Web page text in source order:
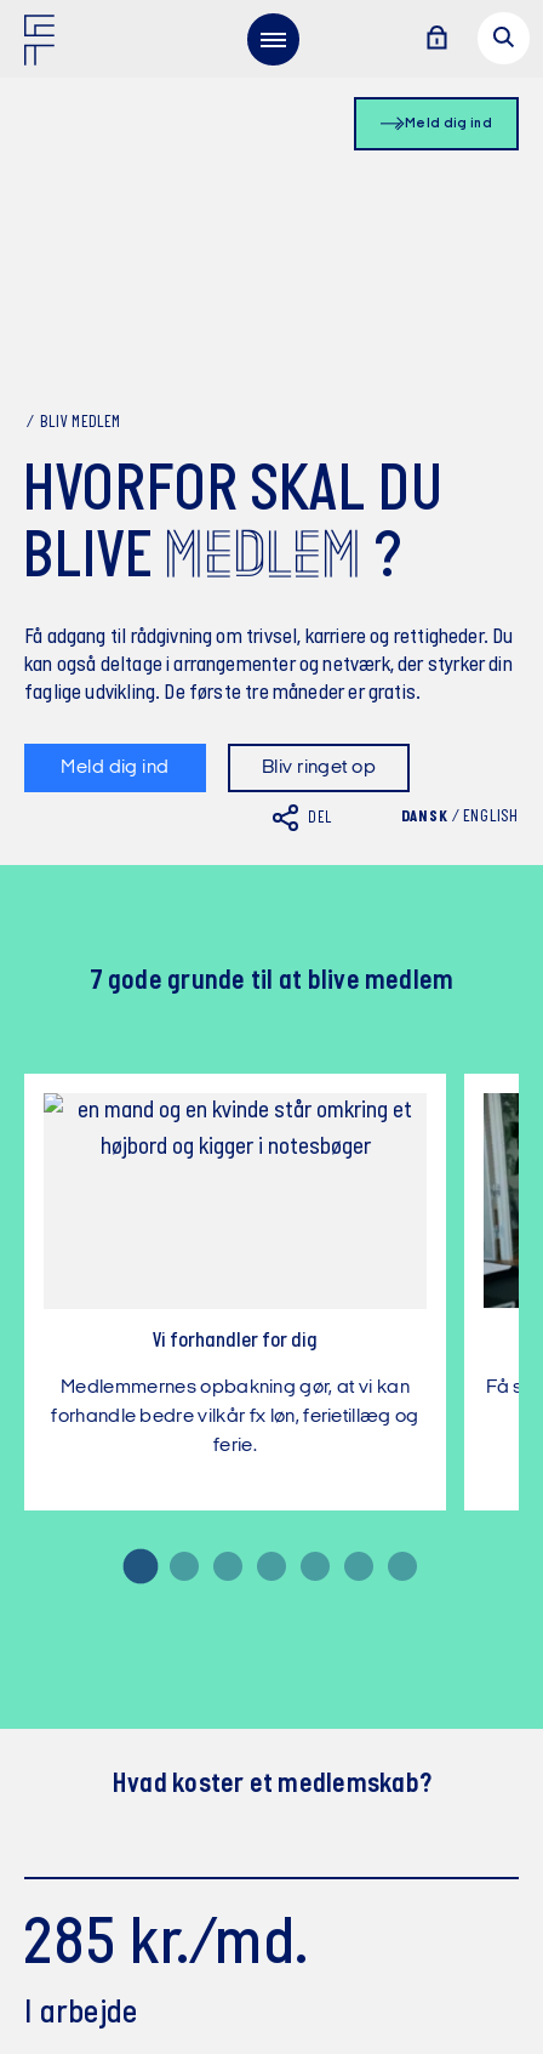
Meld dig ind
BLIV MEDLEM
HVORFOR SKAL DU
BLIVE MEDLEM ?
Få adgang til rådgivning om trivsel, karriere og rettigheder. Du
kan også deltage i arrangementer og netværk, der styrker din
faglige udvikling. De første tre måneder er gratis.
Meld dig ind Bliv ringet op
DEL DANSK / ENGLISH
7 gode grunde til at blive medlem
Vi forhandler for dig
Medlemmernes opbakning gør, at vi kan
forhandle bedre vilkår fx løn, ferietillæg og
ferie.
Få
Hvad koster et medlemskab?
285 kr./md.
I arbejde